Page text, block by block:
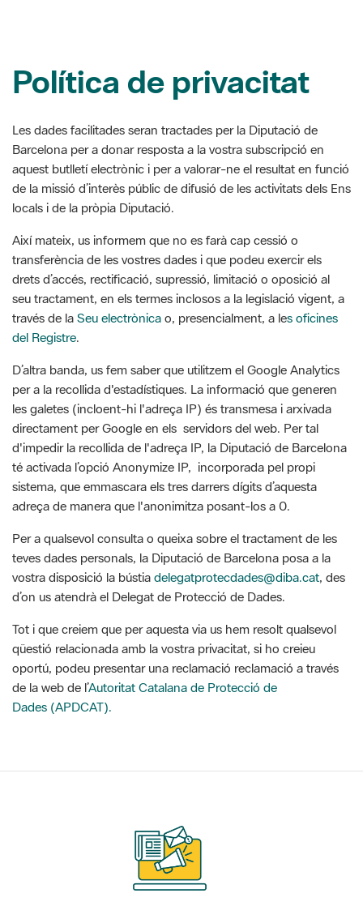
Política de privacitat
Les dades facilitades seran tractades per la Diputació de
Barcelona per a donar resposta a la vostra subscripció en
aquest butlletí electrònic i per a valorar-ne el resultat en funció
de la missió d’interès públic de difusió de les activitats dels Ens
locals i de la pròpia Diputació.
Així mateix, us informem que no es farà cap cessió o
transferència de les vostres dades i que podeu exercir els
drets d’accés, rectificació, supressió, limitació o oposició al
seu tractament, en els termes inclosos a la legislació vigent, a
través de la Seu electrònica o, presencialment, a les oficines
del Registre.
D’altra banda, us fem saber que utilitzem el Google Analytics
per a la recollida d'estadístiques. La informació que generen
les galetes (incloent-hi l'adreça IP) és transmesa i arxivada
directament per Google en els servidors del web. Per tal
d'impedir la recollida de l'adreça IP, la Diputació de Barcelona
té activada l’opció Anonymize IP, incorporada pel propi
sistema, que emmascara els tres darrers dígits d’aquesta
adreça de manera que l'anonimitza posant-los a 0.
Per a qualsevol consulta o queixa sobre el tractament de les
teves dades personals, la Diputació de Barcelona posa a la
vostra disposició la bústia delegatprotecdades@diba.cat, des
d’on us atendrà el Delegat de Protecció de Dades.
Tot i que creiem que per aquesta via us hem resolt qualsevol
qüestió relacionada amb la vostra privacitat, si ho creieu
oportú, podeu presentar una reclamació reclamació a través
de la web de l’Autoritat Catalana de Protecció de
Dades (APDCAT).